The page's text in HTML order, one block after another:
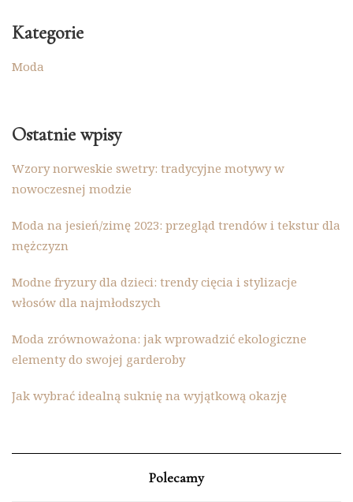
Kategorie
Moda
Ostatnie wpisy
Wzory norweskie swetry: tradycyjne motywy w
nowoczesnej modzie
Moda na jesień/zimę 2023: przegląd trendów i tekstur dla
mężczyzn
Modne fryzury dla dzieci: trendy cięcia i stylizacje
włosów dla najmłodszych
Moda zrównoważona: jak wprowadzić ekologiczne
elementy do swojej garderoby
Jak wybrać idealną suknię na wyjątkową okazję
Polecamy